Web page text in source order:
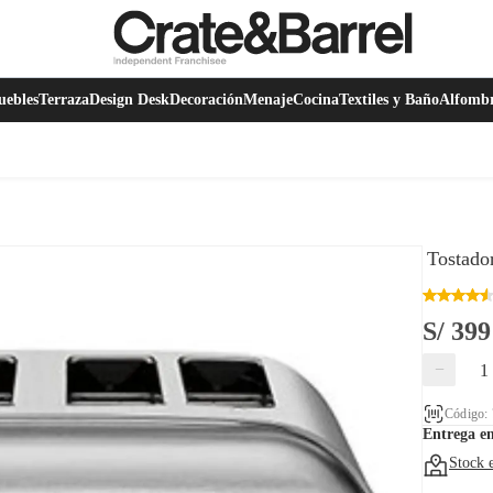
TerrazaDesign DeskDecoraciónMenajeCocinaTextiles y Baño
S/ 399
−
Código:
Entrega en
Stock